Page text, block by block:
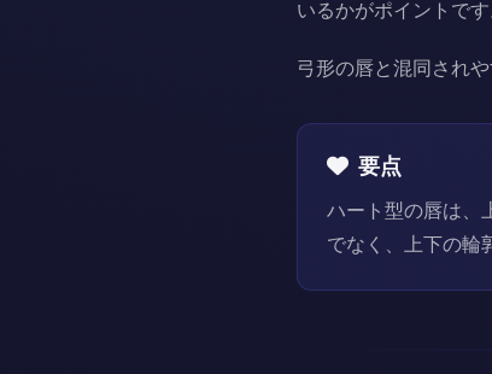
いるかがポイントです
弓形の唇と混同され
要点
ハート型の唇は、
でなく、上下の輪